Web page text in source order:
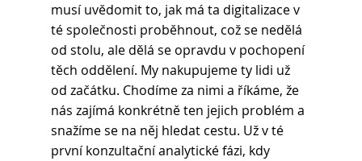
musí uvědomit to, jak má ta digitalizace v
té společnosti proběhnout, což se nedělá
od stolu, ale dělá se opravdu v pochopení
těch oddělení. My nakupujeme ty lidi už
od začátku. Chodíme za nimi a říkáme, že
nás zajímá konkrétně ten jejich problém a
snažíme se na něj hledat cestu. Už v té
první konzultační analytické fázi, kdy